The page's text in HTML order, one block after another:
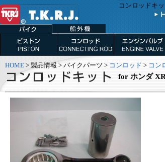
コンロッドキ
HOME> 製品情報 > バイクパーツ > コンロッド > コン
for ホンダ